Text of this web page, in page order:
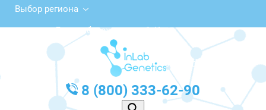
Выбор региона
Левонабережная ул., 1, Клин
с 10:00 до 20:00
График работы: Пн-Пт с 10:00 до 20:00
8 (800) 333-62-90